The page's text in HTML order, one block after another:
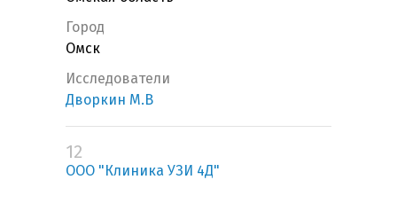
Город
Омск
Исследователи
Дворкин М.В
12
ООО "Клиника УЗИ 4Д"